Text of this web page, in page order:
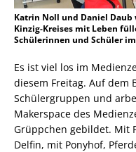
Katrin Noll und Daniel
Kinzig-Kreises mit Leben
Schülerinnen und Schüler
Es ist viel los im
diesem Freitag. Auf dem
Schülergruppen und
Makerspace des
Grüppchen gebildet. Mit
Delfin, mit Ponyhof,